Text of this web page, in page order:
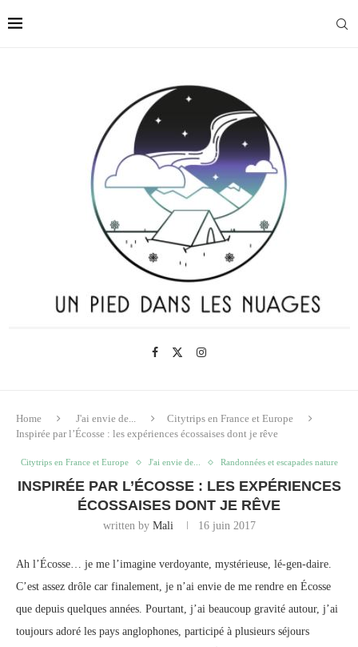
Home J'ai envie de...
Citytrips en France et Europe
Inspirée par l’Écosse : les expériences écossaises dont je rêve
Citytrips en France et Europe J'ai envie de... Randonnées et escapades nature
INSPIRÉE PAR L’ÉCOSSE : LES EXPÉRIENCES
ÉCOSSAISES DONT JE RÊVE
written by Mali 16 juin 2017
Ah l’Écosse… je me l’imagine verdoyante, mystérieuse, lé-gen-daire.
C’est assez drôle car finalement, je n’ai envie de me rendre en Écosse
que depuis quelques années. Pourtant, j’ai beaucoup gravité autour, j’ai
toujours adoré les pays anglophones, participé à plusieurs séjours